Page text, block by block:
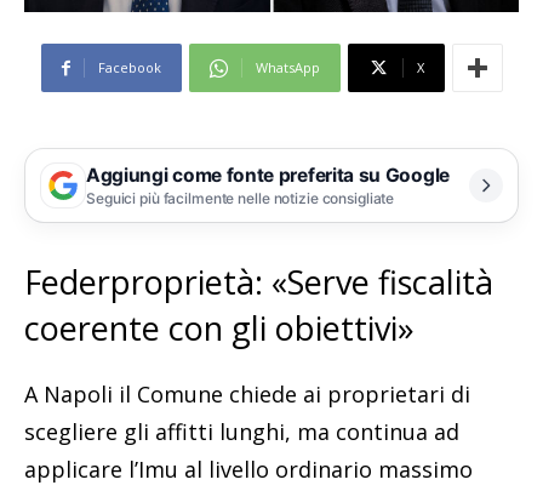
Facebook WhatsApp X
Aggiungi come fonte preferita su Google
Seguici più facilmente nelle notizie consigliate
Federproprietà: «Serve fiscalità
coerente con gli obiettivi»
A Napoli il Comune chiede ai proprietari di
scegliere gli affitti lunghi, ma continua ad
applicare l’Imu al livello ordinario massimo